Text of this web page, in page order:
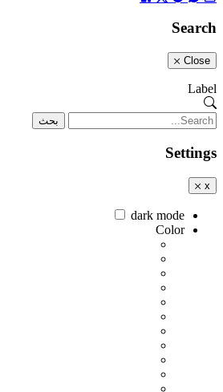
Search
Close
Label
بحث
Settings
x
dark mode
Color